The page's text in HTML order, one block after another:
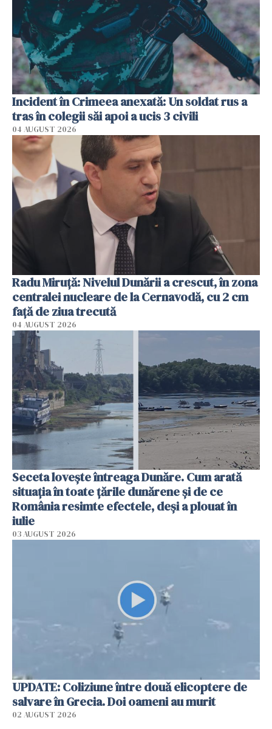
Incident în Crimeea anexată: Un soldat rus a
tras în colegii săi apoi a ucis 3 civili
04 AUGUST 2026
Radu Miruţă: Nivelul Dunării a crescut, în zona
centralei nucleare de la Cernavodă, cu 2 cm
faţă de ziua trecută
04 AUGUST 2026
Seceta lovește întreaga Dunăre. Cum arată
situația în toate țările dunărene și de ce
România resimte efectele, deși a plouat în
iulie
03 AUGUST 2026
UPDATE: Coliziune între două elicoptere de
salvare în Grecia. Doi oameni au murit
02 AUGUST 2026